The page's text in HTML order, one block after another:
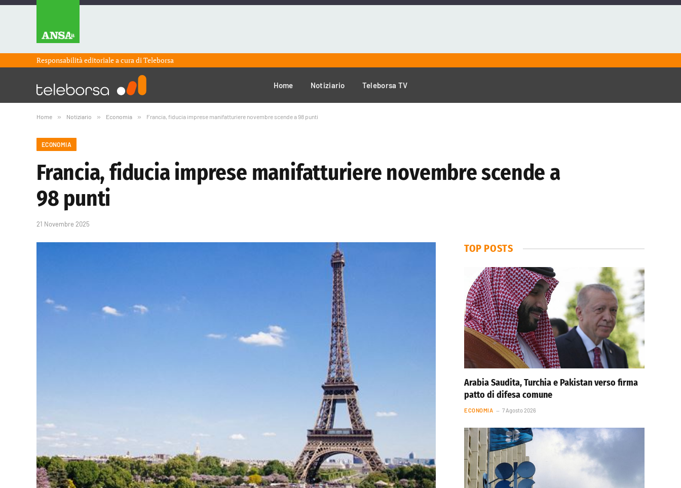
Responsabilità editoriale a cura diTeleborsa
Home Notiziario Teleborsa TV
Home » Notiziario » Economia » Francia, fiducia imprese manifatturiere novembre scende a 98 punti
ECONOMIA
Francia, fiducia imprese manifatturiere novembre scende a
98 punti
21 Novembre 2025
TOP POSTS
Arabia Saudita, Turchia e Pakistan verso firma
patto di difesa comune
ECONOMIA 7 Agosto 2026